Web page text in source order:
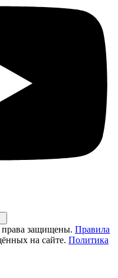
защищены. Правила
на сайте. Политика